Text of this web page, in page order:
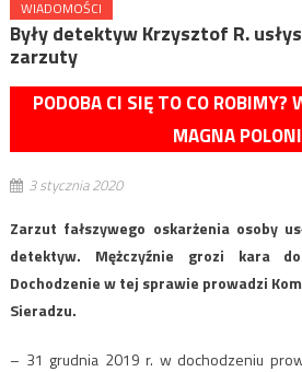
WIADOMOŚCI
Były detektyw Krzysztof R.
zarzuty
PODOBA CI SIĘ TO CO ROBIMY?
MAGNA
3 stycznia 2020
Zarzut fałszywego oskarżenia osoby
detektyw. Mężczyźnie grozi kara
Dochodzenie w tej sprawie prowadzi
Sieradzu.
– 31 grudnia 2019 r. w dochodzeniu